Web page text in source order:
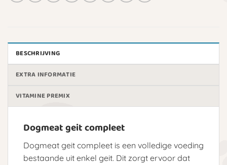
BESCHRIJVING
EXTRA INFORMATIE
VITAMINE PREMIX
Dogmeat geit compleet
Dogmeat geit compleet is een volledige voeding
bestaande uit enkel geit. Dit zorgt ervoor dat